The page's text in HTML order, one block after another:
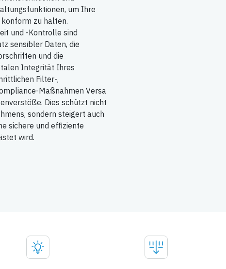
um Ihre
zu halten.
und -Kontrolle sind
sensibler Daten, die
und die
Integrität Ihres
Filter-,
Maßnahmen Versa
Dies schützt nicht
sondern steigert auch
sichere und effiziente
wird.